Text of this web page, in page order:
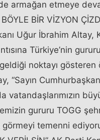
armağan etmeye
BİR VİZYON
Uğur İbrahim
Türkiye’nin
noktayı
“Sayın
vatandaşlarımızın
gururu TOGG
temenni